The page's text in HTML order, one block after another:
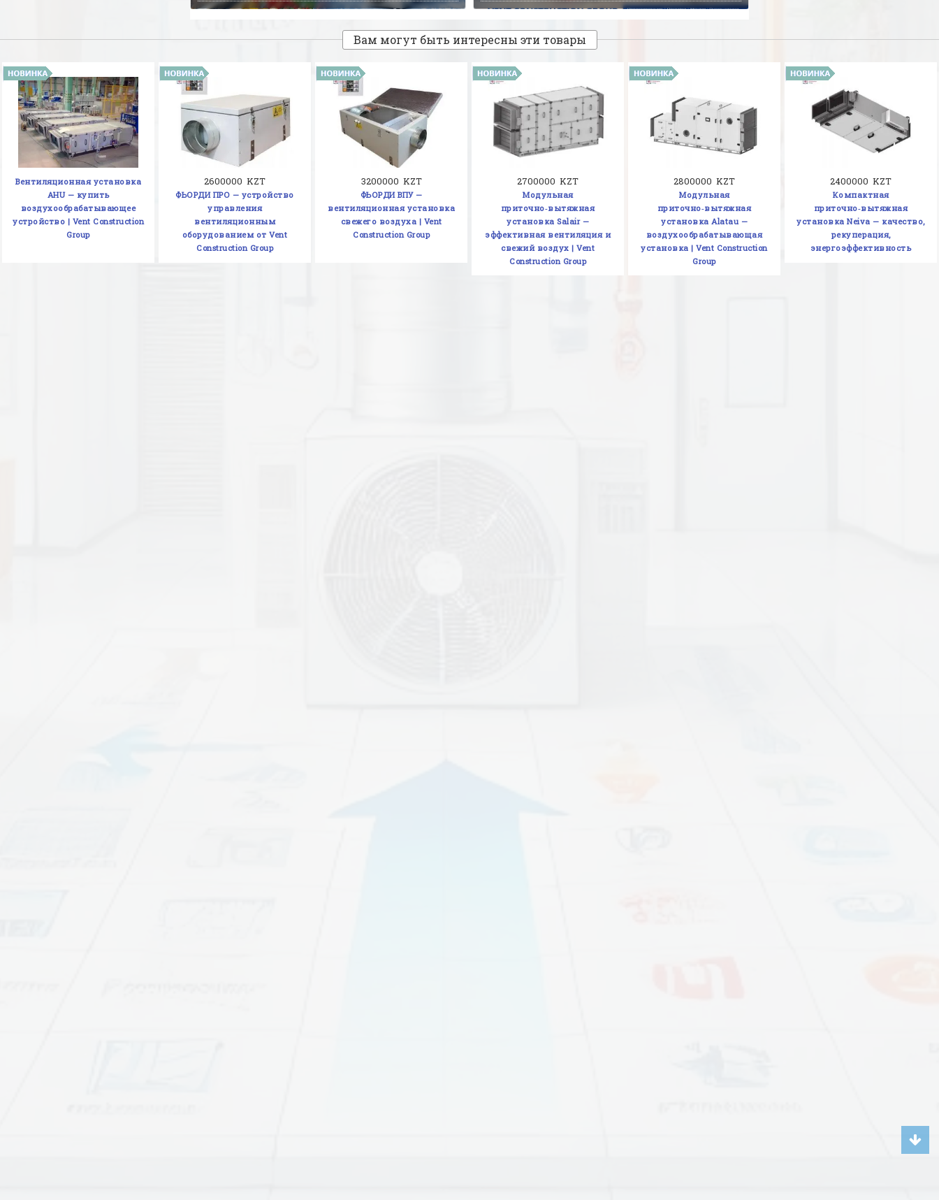
Вам могут быть интересны эти товары
Вентиляционная установка
AHU — купить
воздухообрабатывающее
устройство | Vent Construction
Group
2600000 KZT
ФЬОРДИ ПРО — устройство
управления
вентиляционным
оборудованием от Vent
Construction Group
3200000 KZT
ФЬОРДИ ВПУ —
вентиляционная установка
свежего воздуха | Vent
Construction Group
2700000 KZT
Модульная
приточно‑вытяжная
установка Salair —
эффективная вентиляция и
свежий воздух | Vent
Construction Group
2800000 KZT
Модульная
приточно‑вытяжная
установка Alatau —
воздухообрабатывающая
установка | Vent Construction
Group
2400000 KZT
Компактная
приточно‑вытяжная
установка Neiva — качество,
рекуперация,
энергоэффективность